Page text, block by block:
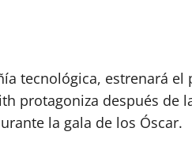
tecnológica, estrenará
protagoniza después de
la gala de los Óscar.